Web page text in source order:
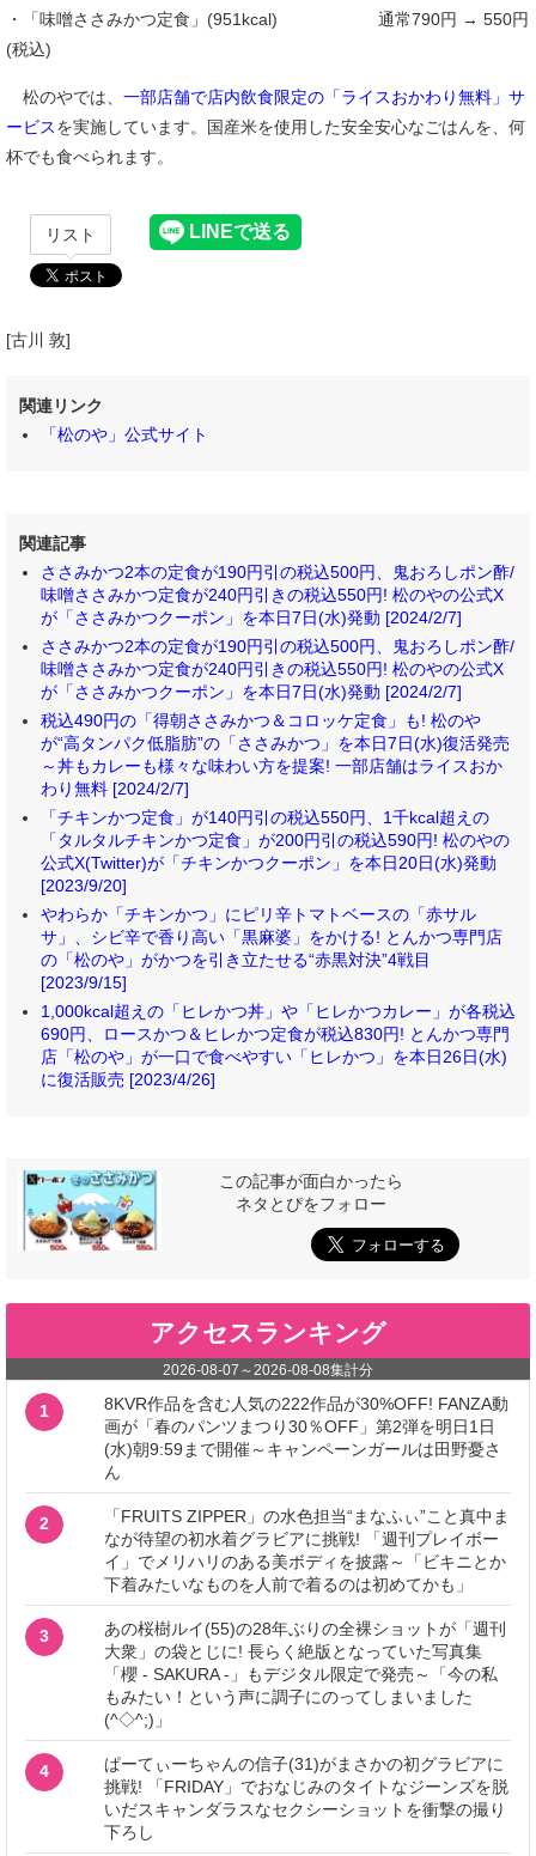
・「味噌ささみかつ定食」(951kcal) 通常790円 → 550円
(税込)
松のやでは、 一部店舗で店内飲食限定の「ライスおかわり無料」サ
ービスを実施しています。国産米を使用した安全安心なごはんを、何
杯でも食べられます。
リスト
[古川 敦]
関連リンク
「松のや」公式サイト
関連記事
ささみかつ2本の定食が190円引の税込500円、鬼おろしポン酢/
味噌ささみかつ定食が240円引きの税込550円! 松のやの公式X
が「ささみかつクーポン」を本日7日(水)発動 [2024/2/7]
ささみかつ2本の定食が190円引の税込500円、鬼おろしポン酢/
味噌ささみかつ定食が240円引きの税込550円! 松のやの公式X
が「ささみかつクーポン」を本日7日(水)発動 [2024/2/7]
税込490円の「得朝ささみかつ＆コロッケ定食」も! 松のや
が“高タンパク低脂肪”の「ささみかつ」を本日7日(水)復活発売
～丼もカレーも様々な味わい方を提案! 一部店舗はライスおか
わり無料 [2024/2/7]
「チキンかつ定食」が140円引の税込550円、1千kcal超えの
「タルタルチキンかつ定食」が200円引の税込590円! 松のやの
公式X(Twitter)が「チキンかつクーポン」を本日20日(水)発動
[2023/9/20]
やわらか「チキンかつ」にピリ辛トマトベースの「赤サル
サ」、シビ辛で香り高い「黒麻婆」をかける! とんかつ専門店
の「松のや」がかつを引き立たせる“赤黒対決”4戦目
[2023/9/15]
1,000kcal超えの「ヒレかつ丼」や「ヒレかつカレー」が各税込
690円、ロースかつ＆ヒレかつ定食が税込830円! とんかつ専門
店「松のや」が一口で食べやすい「ヒレかつ」を本日26日(水)
に復活販売 [2023/4/26]
この記事が面白かったら
ネタとぴをフォロー
アクセスランキング
2026-08-07 ～2026-08-08集計分
1
8KVR作品を含む人気の222作品が30%OFF! FANZA動
画が「春のパンツまつり30％OFF」第2弾を明日1日
(水)朝9:59まで開催～キャンペーンガールは田野憂さ
ん
2
「FRUITS ZIPPER」の水色担当“まなふぃ”こと真中ま
なが待望の初水着グラビアに挑戦! 「週刊プレイボー
イ」でメリハリのある美ボディを披露～「ビキニとか
下着みたいなものを人前で着るのは初めてかも」
3
あの桜樹ルイ(55)の28年ぶりの全裸ショットが「週刊
大衆」の袋とじに! 長らく絶版となっていた写真集
「櫻 - SAKURA -」もデジタル限定で発売～「今の私
もみたい！という声に調子にのってしまいました
(^◇^;)」
4
ぱーてぃーちゃんの信子(31)がまさかの初グラビアに
挑戦! 「FRIDAY」でおなじみのタイトなジーンズを脱
いだスキャンダラスなセクシーショットを衝撃の撮り
下ろし